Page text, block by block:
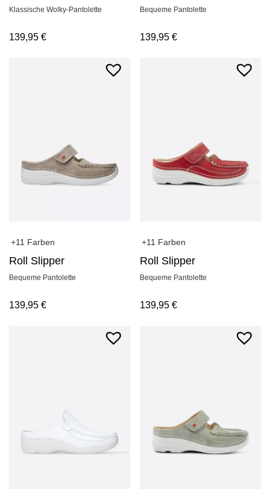
Klassische Wolky-Pantolette
139,95 €
Bequeme Pantolette
139,95€
+11 Farben
Roll Slipper
Bequeme Pantolette
139,95 €
+11 Farben
Roll Slipper
Bequeme Pantolette
139,95€